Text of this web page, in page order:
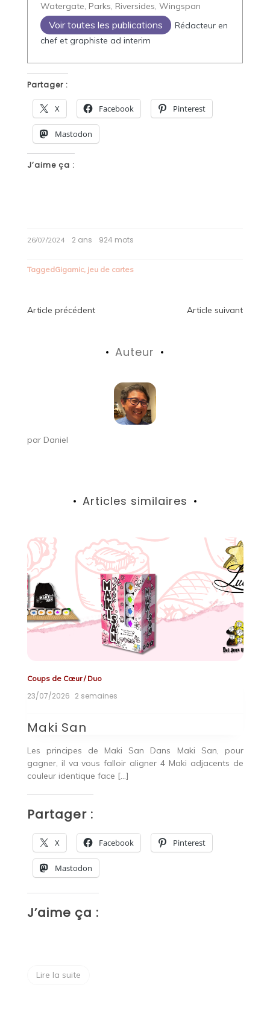
Watergate, Parks, Riversides, Wingspan
Voir toutes les publications
Rédacteur en
chef et graphiste ad interim
Partager :
X Facebook Pinterest
Mastodon
J’aime ça :
26/07/2024 2 ans 924 mots
TaggedGigamic, jeu de cartes
Navigation
Article précédent Article suivant
Auteur
par Daniel
Articles similaires
Coups de Cœur/Duo
23/07/2026 2 semaines
Maki San
Les principes de Maki San Dans Maki San, pour
gagner, il va vous falloir aligner 4 Maki adjacents de
couleur identique face […]
Partager :
X Facebook Pinterest
Mastodon
J’aime ça :
Lire la suite